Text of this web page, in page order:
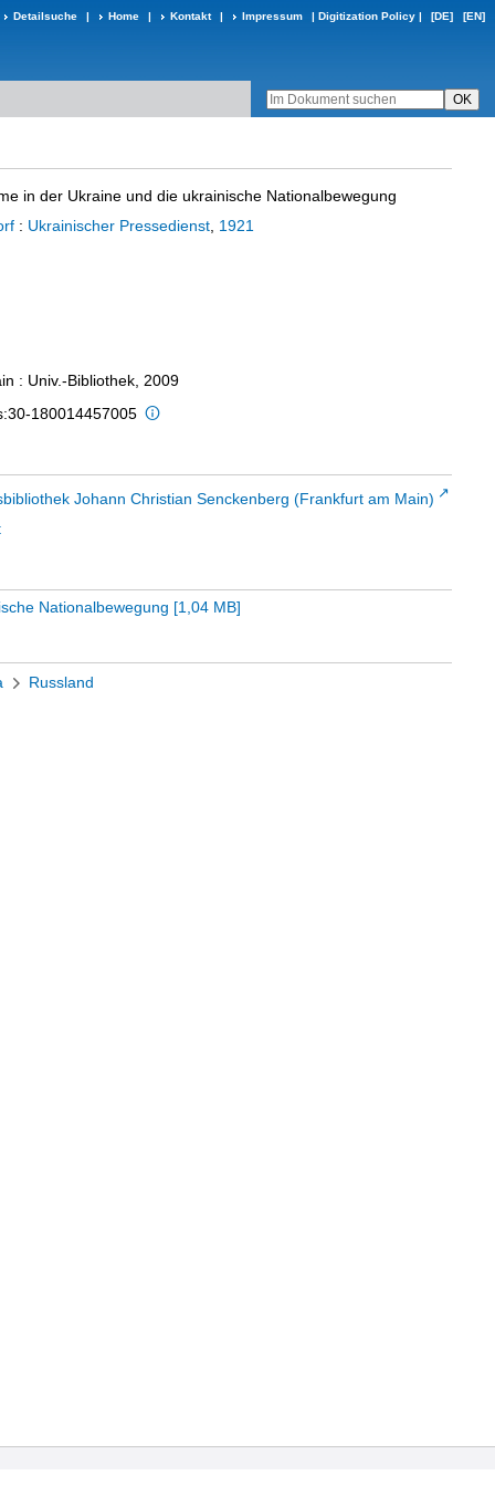
Detailsuche | Home | Kontakt | Impressum | Digitization Policy | [DE] [EN]
in der Ukraine und die ukrainische Nationalbewegung
: Ukrainischer Pressedienst 1921
: Univ.-Bibliothek, 2009
180014457005
Johann Christian Senckenberg (Frankfurt am Main)
Nationalbewegung [1,04 MB]
Russland